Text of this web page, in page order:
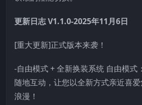
更新日志 V1.1.0-2025年11月6日
[重大更新]正式版本来袭！
-自由模式 + 全新换装系统 自由模式
随地互动，让您以全新方式亲近喜
浪漫！